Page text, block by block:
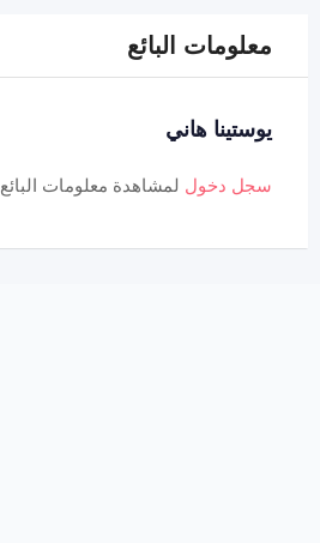
معلومات البائع
يوستينا هاني
سجل دخول لمشاهدة معلومات البائع